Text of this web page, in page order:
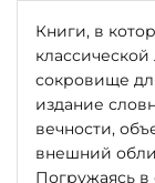
Книги, в
сокровище
издание
вечности,
внешний
Погружаясь в